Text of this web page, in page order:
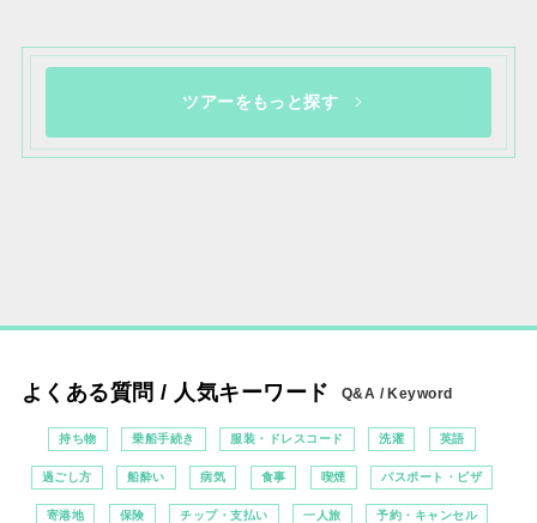
ツアーをもっと探す
よくある質問 / 人気キーワード Q&A / Keyword
持ち物 乗船手続き 服装・ドレスコード 洗濯 英語
過ごし方 船酔い 病気 食事 喫煙 パスポート・ビザ
寄港地 保険 チップ・支払い 一人旅 予約・キャンセル